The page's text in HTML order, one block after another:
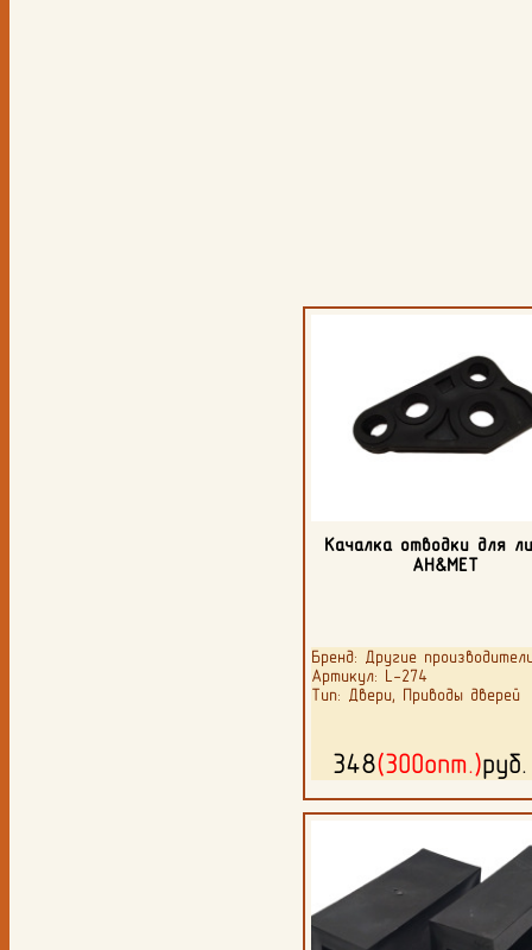
Качалка отводки для
AH&MET
Бренд: Другие
Артикул: L-274
Тип: Двери, Приводы дверей
348(300опт.)